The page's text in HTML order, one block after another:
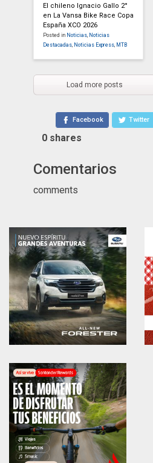
El chileno Ignacio Gallo 2°
en La Vansa Bike Race Copa
España XCO 2026
Posted in Noticias Noticias
Destacadas Noticias Express MTB
Load more posts
Facebook Twitter
0 shares
Comentarios
comments